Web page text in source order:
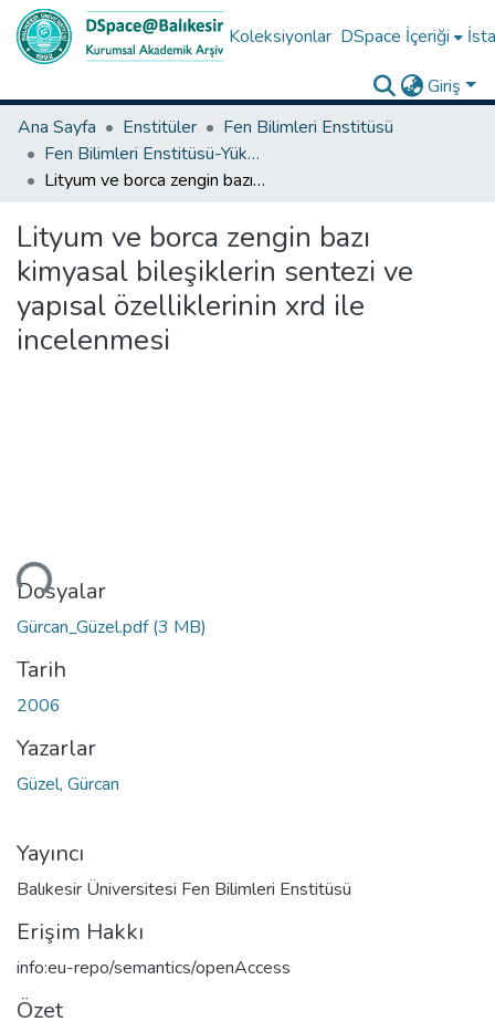
Koleksiyonlar DSpace İçeriği
Giriş
Ana Sayfa
Enstitüler
Fen Bilimleri Enstitüsü
Fen Bilimleri Enstitüsü-Yüksek Lisans Tezleri
Lityum ve borca zengin bazı kimyasal bileşiklerin sentezi ve yapısal özelliklerinin xrd ile incelenmesi
Lityum ve borca zengin bazı
kimyasal bileşiklerin sentezi ve
yapısal özelliklerinin xrd ile
incelenmesi
Dosyalar
Gürcan_Güzel.pdf(3 MB)
Tarih
2006
Yazarlar
Güzel, Gürcan
Yayıncı
Balıkesir Üniversitesi Fen Bilimleri Enstitüsü
Erişim Hakkı
info:eu-repo/semantics/openAccess
Özet